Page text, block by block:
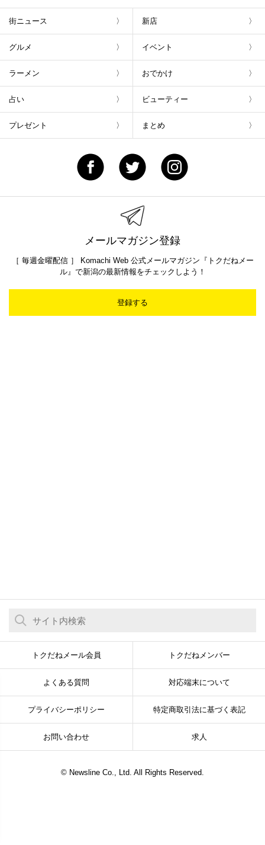
街ニュース 新店
グルメ イベント
ラーメン おでかけ
占い ビューティー
プレゼント まとめ
メールマガジン登録
［ 毎週金曜配信 ］ Komachi Web 公式メールマガジン『トクだねメー
ル』で新潟の最新情報をチェックしよう！
登録する
トクだねメール会員 トクだねメンバー
よくある質問 対応端末について
プライバシーポリシー 特定商取引法に基づく表記
お問い合わせ 求人
© Newsline Co., Ltd. All Rights Reserved.